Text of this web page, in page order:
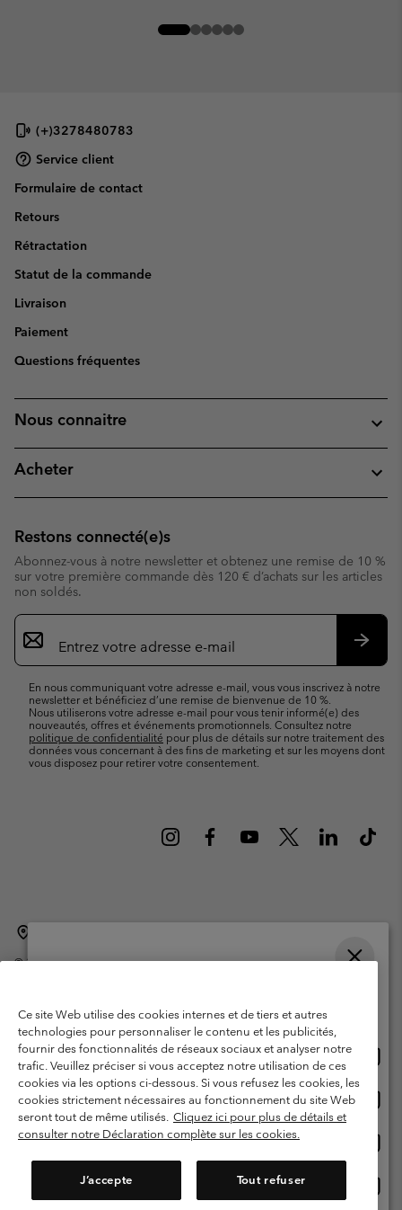
(+)3278480783
Service client
Formulaire de contact
Retours
Rétractation
Statut de la commande
Livraison
Paiement
Questions fréquentes
Nous connaitre
Acheter
Restons connecté(e)s
Abonnez-vous à notre newsletter et obtenez une remise de 10 %
sur votre première commande dès 120 € d’achats sur les articles
non soldés.
Inscription
par
e-
En nous communiquant votre adresse e-mail, vous vous inscrivez à notre
newsletter et bénéficiez d’une remise de bienvenue de 10 %.
Nous utiliserons votre adresse e-mail pour vous tenir informé(e) des
nouveautés, offres et événements promotionnels. Consultez notre
politique de confidentialité pour plus de détails sur notre traitement des
données vous concernant à des fins de marketing et sur les moyens dont
vous disposez pour retirer votre consentement.
©2026Columbia Sportswear International Sarl. Avenue des Morgines, 12
Garanties Légales
Politique de confidentialité
Conditions d'utilisation - Membres
Conditions D'utilisation - Contenu généré par l'utilisateur
Impressum
Cookies
Ce site Web utilise des cookies internes et de tiers et autres
technologies pour personnaliser le contenu et les publicités,
fournir des fonctionnalités de réseaux sociaux et analyser notre
trafic. Veuillez préciser si vous acceptez notre utilisation de ces
cookies via les options ci-dessous. Si vous refusez les cookies, les
cookies strictement nécessaires au fonctionnement du site Web
seront tout de même utilisés. Cliquez ici pour plus de détails et
consulter notre Déclaration complète sur les cookies.
J’accepte Tout refuser
Achats en ligne disponibles
United States
ligne
Belgium-English
ligne
Belgium-Français
ligne
Belgium-Dutch